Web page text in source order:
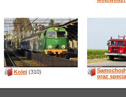
Kolej (310)
oraz